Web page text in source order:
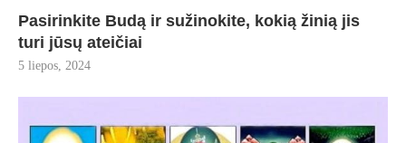
Pasirinkite Budą ir sužinokite, kokią žinią jis
turi jūsų ateičiai
5 liepos, 2024